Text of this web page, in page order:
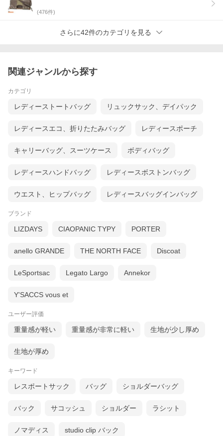
(476件)
さらに42件のカテゴリを見る
関連ジャンルから探す
カテゴリ
レディーストートバッグ リュックサック、デイパック
レディースエコ、折りたたみバッグ レディースポーチ
キャリーバッグ、スーツケース ボディバッグ
レディースハンドバッグ レディースボストンバッグ
ウエスト、ヒップバッグ レディースバッグインバッグ
ブランド
LIZDAYS CIAOPANIC TYPY PORTER
anello GRANDE THE NORTH FACE Discoat
LeSportsac Legato Largo Annekor
Y'SACCS vous et
ユーザー評価
重量感が軽い 重量感が非常に軽い 生地が少し厚め
生地が厚め
キーワード
レスポートサック バッグ ショルダーバッグ
バック サコッシュ ショルダー ラシット
ノマディス studio clip バック